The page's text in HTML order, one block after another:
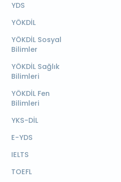
YDS
YÖKDİL
YÖKDİL Sosyal
Bilimler
YÖKDİL Sağlık
Bilimleri
YÖKDİL Fen
Bilimleri
YKS-DİL
E-YDS
IELTS
TOEFL